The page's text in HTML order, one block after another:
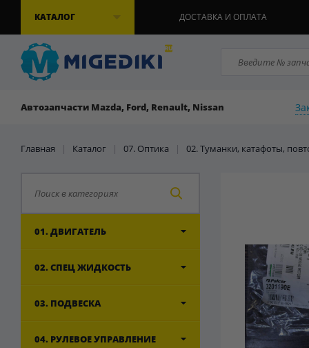
КАТАЛОГ ДОСТАВКА И ОПЛАТА
Автозапчасти Mazda, Ford, Renault, Nissan
Главная | Каталог | 07. Оптика | 02. Туманки, катафоты,
01. ДВИГАТЕЛЬ
02. СПЕЦ ЖИДКОСТЬ
03. ПОДВЕСКА
04. РУЛЕВОЕ УПРАВЛЕНИЕ